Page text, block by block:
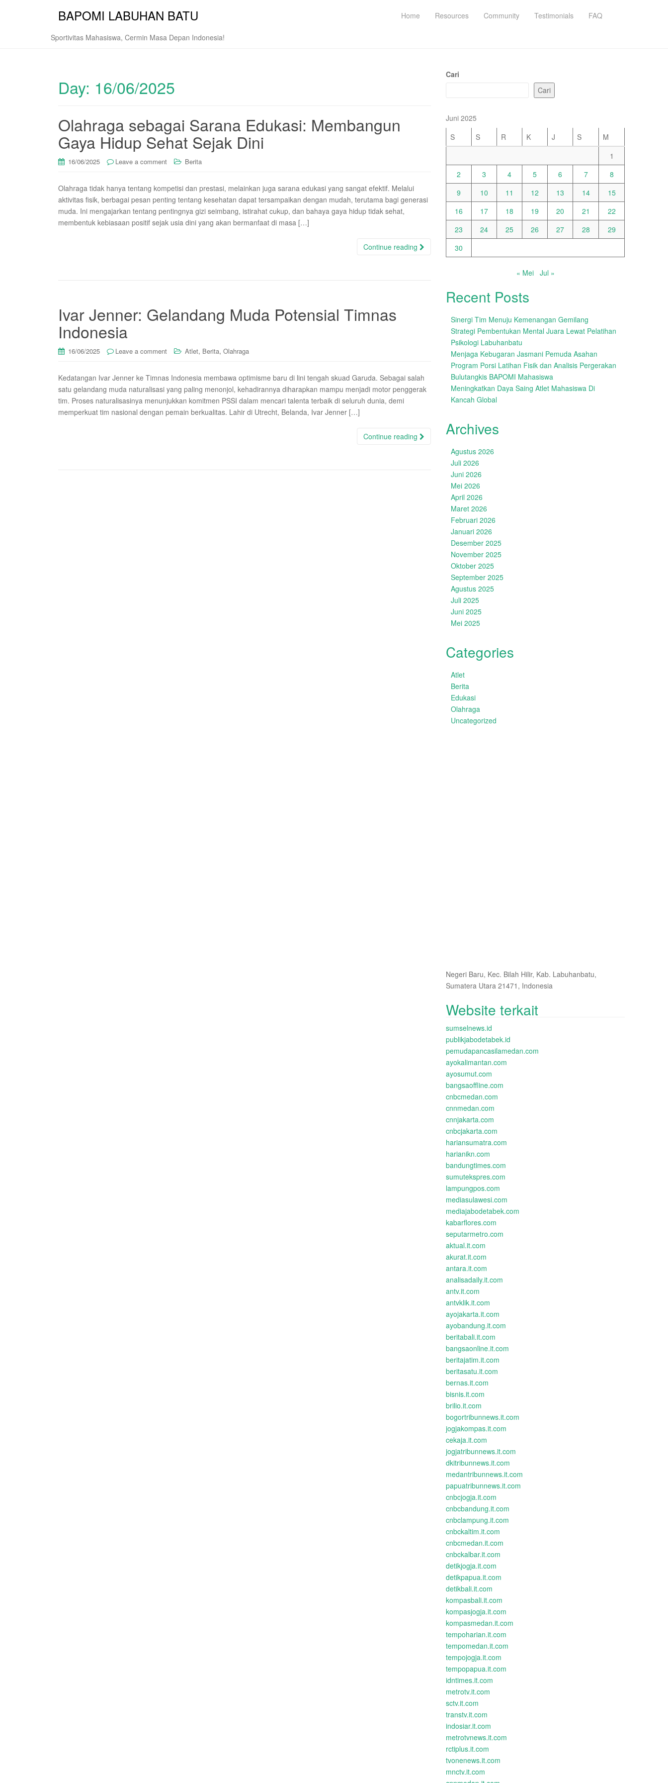
BAPOMI LABUHAN BATU
Sportivitas Mahasiswa, Cermin Masa Depan Indonesia!
Home Resources Community Testimonials FAQ
Day: 16/06/2025
Olahraga sebagai Sarana Edukasi: Membangun
Gaya Hidup Sehat Sejak Dini
16/06/2025 Leave a comment Berita
Olahraga tidak hanya tentang kompetisi dan prestasi, melainkan juga sarana edukasi yang sangat efektif. Melalui
aktivitas fisik, berbagai pesan penting tentang kesehatan dapat tersampaikan dengan mudah, terutama bagi generasi
muda. Ini mengajarkan tentang pentingnya gizi seimbang, istirahat cukup, dan bahaya gaya hidup tidak sehat,
membentuk kebiasaan positif sejak usia dini yang akan bermanfaat di masa […]
Continue reading
Ivar Jenner: Gelandang Muda Potensial Timnas
Indonesia
16/06/2025 Leave a comment Atlet, Berita, Olahraga
Kedatangan Ivar Jenner ke Timnas Indonesia membawa optimisme baru di lini tengah skuad Garuda. Sebagai salah
satu gelandang muda naturalisasi yang paling menonjol, kehadirannya diharapkan mampu menjadi motor penggerak
tim. Proses naturalisasinya menunjukkan komitmen PSSI dalam mencari talenta terbaik di seluruh dunia, demi
memperkuat tim nasional dengan pemain berkualitas. Lahir di Utrecht, Belanda, Ivar Jenner […]
Continue reading
Cari
Cari
Juni 2025
S
S R K J S
M
1
2
3 4 5 6 7
8
9
10 11 12 13 14
15
16
17 18 19 20 21
22
23
24 25 26 27 28
29
30
« Mei Jul »
Recent Posts
Sinergi Tim Menuju Kemenangan Gemilang
Strategi Pembentukan Mental Juara Lewat Pelatihan
Psikologi Labuhanbatu
Menjaga Kebugaran Jasmani Pemuda Asahan
Program Porsi Latihan Fisik dan Analisis Pergerakan
Bulutangkis BAPOMI Mahasiswa
Meningkatkan Daya Saing Atlet Mahasiswa Di
Kancah Global
Archives
Agustus 2026
Juli 2026
Juni 2026
Mei 2026
April 2026
Maret 2026
Februari 2026
Januari 2026
Desember 2025
November 2025
Oktober 2025
September 2025
Agustus 2025
Juli 2025
Juni 2025
Mei 2025
Categories
Atlet
Berita
Edukasi
Olahraga
Uncategorized
Negeri Baru, Kec. Bilah Hilir, Kab. Labuhanbatu,
Sumatera Utara 21471, Indonesia
Website terkait
sumselnews.id
publikjabodetabek.id
pemudapancasilamedan.com
ayokalimantan.com
ayosumut.com
bangsaoffline.com
cnbcmedan.com
cnnmedan.com
cnnjakarta.com
cnbcjakarta.com
hariansumatra.com
harianikn.com
bandungtimes.com
sumutekspres.com
lampungpos.com
mediasulawesi.com
mediajabodetabek.com
kabarflores.com
seputarmetro.com
aktual.it.com
akurat.it.com
antara.it.com
analisadaily.it.com
antv.it.com
antvklik.it.com
ayojakarta.it.com
ayobandung.it.com
beritabali.it.com
bangsaonline.it.com
beritajatim.it.com
beritasatu.it.com
bernas.it.com
bisnis.it.com
brilio.it.com
bogortribunnews.it.com
jogjakompas.it.com
cekaja.it.com
jogjatribunnews.it.com
dkitribunnews.it.com
medantribunnews.it.com
papuatribunnews.it.com
cnbcjogja.it.com
cnbcbandung.it.com
cnbclampung.it.com
cnbckaltim.it.com
cnbcmedan.it.com
cnbckalbar.it.com
detikjogja.it.com
detikpapua.it.com
detikbali.it.com
kompasbali.it.com
kompasjogja.it.com
kompasmedan.it.com
tempoharian.it.com
tempomedan.it.com
tempojogja.it.com
tempopapua.it.com
idntimes.it.com
metrotv.it.com
sctv.it.com
transtv.it.com
indosiar.it.com
metrotvnews.it.com
rctiplus.it.com
tvonenews.it.com
mnctv.it.com